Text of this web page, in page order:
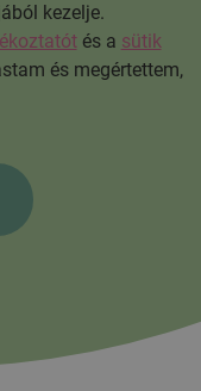
kezelje.
és a sütik
és megértettem,